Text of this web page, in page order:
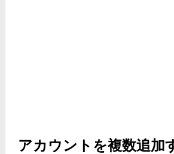
アカウントを複数追加